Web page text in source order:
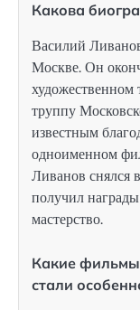
Какова
Василий
Москве. Он
художественном
труппу
известным
одноименном
Ливанов снялся
получил
мастерство.
Какие фильмы
стали